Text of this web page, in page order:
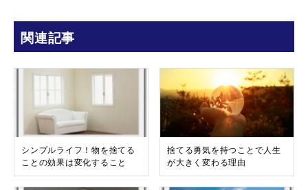
関連記事
シンプルライフ！物を捨てる
ことの効果は変化すること
捨てる勇気を持つことで人生
が大きく変わる理由